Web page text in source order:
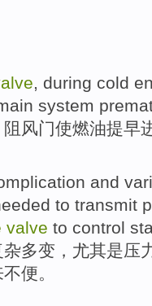
, during cold
system
阻风门使燃油提早
and
to transmit
valve to control
杂多变 ， 尤其是压
不便。